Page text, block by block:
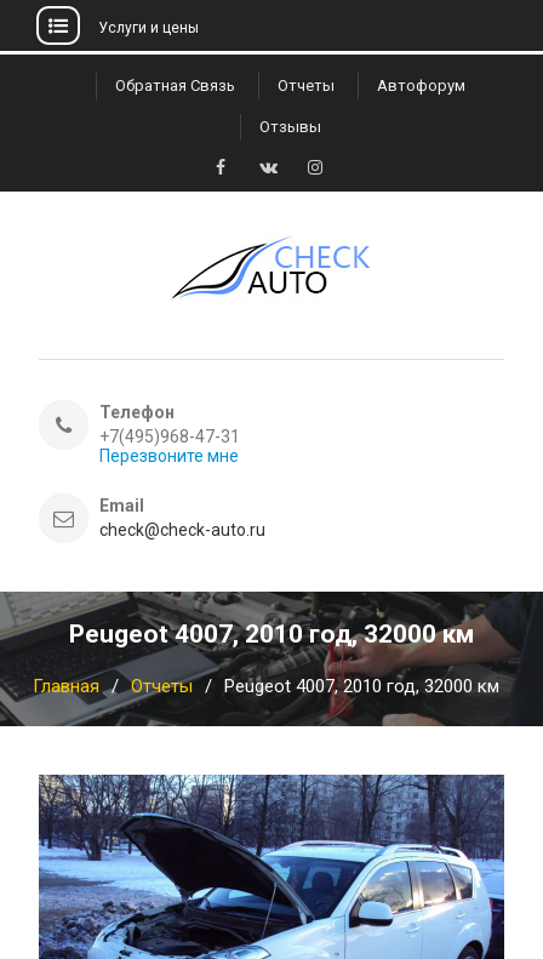
Услуги и цены
Обратная Связь Отчеты Автофорум
Отзывы
Facebook
VK Instagram
Телефон
+7(495)968-47-31
Перезвоните мне
Email
check@check-auto.ru
Peugeot 4007, 2010 год, 32000 км
Главная Отчеты Peugeot 4007, 2010 год, 32000 км